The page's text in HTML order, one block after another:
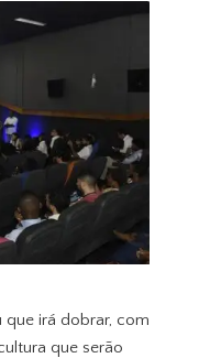
que irá dobrar, com
que serão